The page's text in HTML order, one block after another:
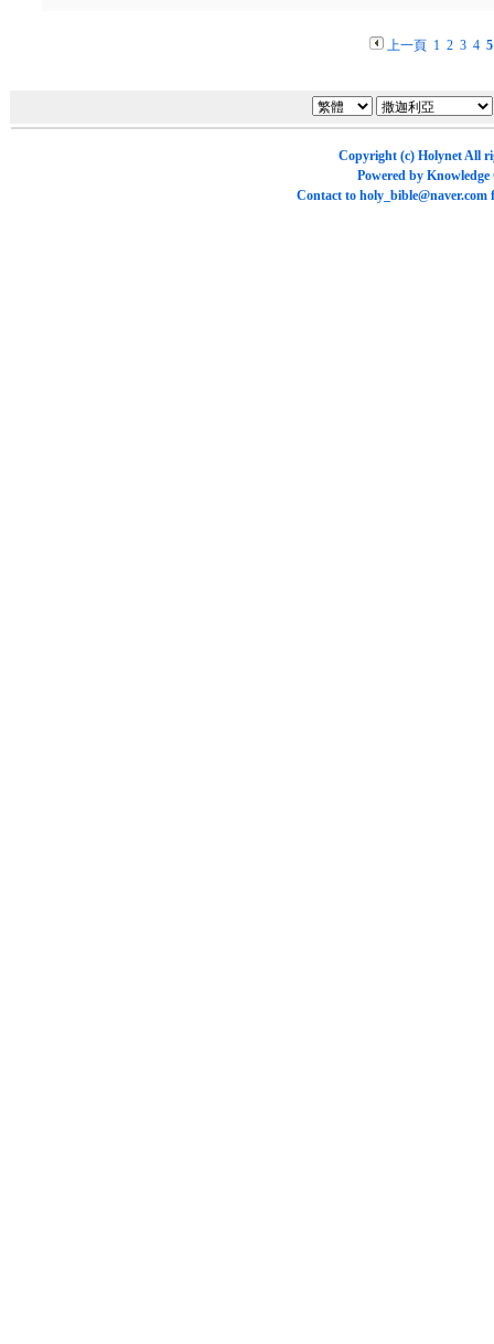
上一頁 1 2 3 4 5
Copyright (c) HolynetAll
Powered by Knowledge
Contact to holy_bible@naver.com